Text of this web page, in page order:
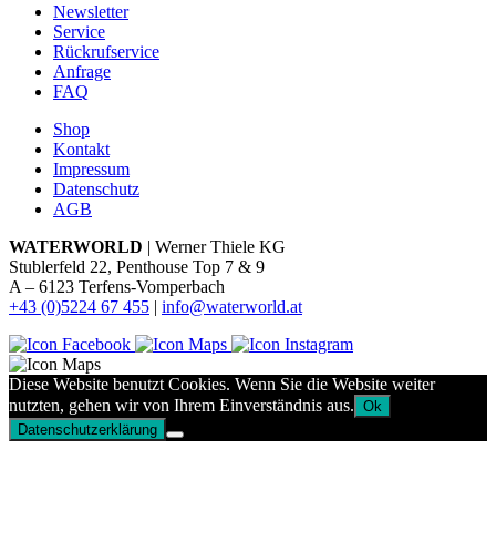
Newsletter
Service
Rückrufservice
Anfrage
FAQ
Shop
Kontakt
Impressum
Datenschutz
AGB
WATERWORLD | Werner Thiele KG
Stublerfeld 22, Penthouse Top 7 & 9
A – 6123 Terfens-Vomperbach
+43 (0)5224 67 455 | info@waterworld.at
Diese Website benutzt Cookies. Wenn Sie die Website weiter
nutzten, gehen wir von Ihrem Einverständnis aus. Ok
Datenschutzerklärung